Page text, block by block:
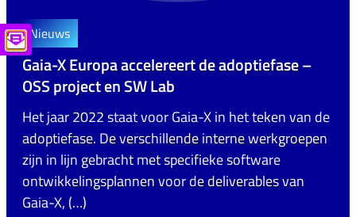
Nieuws
Gaia-X Europa accelereert de adoptiefase –
OSS project en SW Lab
Het jaar 2022 staat voor Gaia-X in het teken van de
adoptiefase. De verschillende interne werkgroepen
zijn in lijn gebracht met specifieke software
ontwikkelingsplannen voor de deliverables van
Gaia-X, (…)